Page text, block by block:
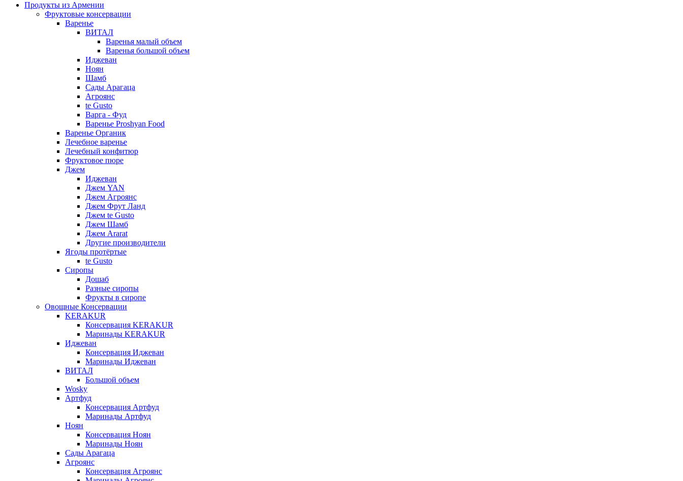
Продукты из Армении
Фруктовые консервации
Варенье
ВИТАЛ
Варенья малый объем
Варенья большой объем
Иджеван
Ноян
Шамб
Сады Арагаца
Агроянс
te Gusto
Варга - Фуд
Варенье Proshyan Food
Варенье Органик
Лечебное варенье
Лечебный конфитюр
Фруктовое пюре
Джем
Иджеван
Джем YAN
Джем Агроянс
Джем Фрут Ланд
Джем te Gusto
Джем Шамб
Джем Ararat
Другие производители
Ягоды протёртые
te Gusto
Сиропы
Дошаб
Разные сиропы
Фрукты в сиропе
Овощные Консервации
KERAKUR
Консервация KERAKUR
Маринады KERAKUR
Иджеван
Консервация Иджеван
Маринады Иджеван
ВИТАЛ
Большой объем
Wosky
Артфуд
Консервация Артфуд
Маринады Артфуд
Ноян
Консервация Ноян
Маринады Ноян
Сады Арагаца
Агроянс
Консервация Агроянс